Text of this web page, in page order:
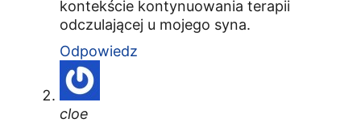
kontekście kontynuowania terapii
odczulającej u mojego syna.
Odpowiedz
cloe